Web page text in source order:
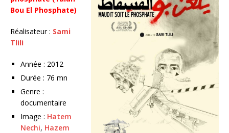
Bou El Phosphate)
Réalisateur : Sami
Tlili
Année : 2012
Durée : 76 mn
Genre :
documentaire
Image : Hatem
Nechi, Hazem